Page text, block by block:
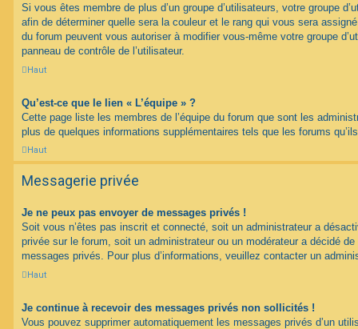
Si vous êtes membre de plus d’un groupe d’utilisateurs, votre groupe
afin de déterminer quelle sera la couleur et le rang qui vous sera
du forum peuvent vous autoriser à modifier vous-même votre groupe
panneau de contrôle de l’utilisateur.
Haut
Qu’est-ce que le lien « L’équipe » ?
Cette page liste les membres de l’équipe du forum que sont les
plus de quelques informations supplémentaires tels que les forums
Haut
Messagerie privée
Je ne peux pas envoyer de messages privés !
Soit vous n’êtes pas inscrit et connecté, soit un administrateur a
privée sur le forum, soit un administrateur ou un modérateur a décidé de
messages privés. Pour plus d’informations, veuillez contacter un
Haut
Je continue à recevoir des messages privés non sollicités !
Vous pouvez supprimer automatiquement les messages privés d’un